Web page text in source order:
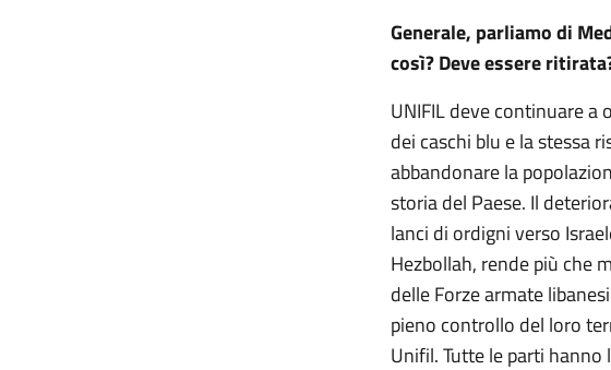
Generale, parliamo di
così? Deve essere
UNIFIL deve continuare a
dei caschi blu e la stessa
abbandonare la
storia del Paese. Il
lanci di ordigni verso
Hezbollah, rende più che
delle Forze armate
pieno controllo del loro
Unifil. Tutte le parti